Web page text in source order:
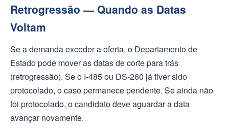
Retrogressão — Quando as Datas
Voltam
Se a demanda exceder a oferta, o Departamento de
Estado pode mover as datas de corte para trás
(retrogressão). Se o I-485 ou DS-260 já tiver sido
protocolado, o caso permanece pendente. Se ainda não
foi protocolado, o candidato deve aguardar a data
avançar novamente.